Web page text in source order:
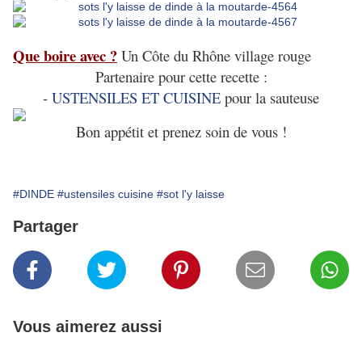
Que boire avec ? Un Côte du Rhône village rouge
Partenaire pour cette recette :
- USTENSILES ET CUISINE pour la sauteuse
Bon appétit et prenez soin de vous !
#DINDE #ustensiles cuisine #sot l'y laisse
Partager
Vous aimerez aussi